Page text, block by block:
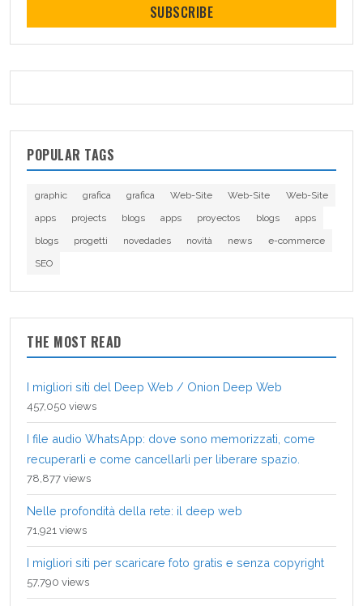
SUBSCRIBE
POPULAR TAGS
graphic grafica grafica Web-Site Web-Site
Web-Site
apps
projects blogs apps proyectos blogs
apps
blogs
progetti novedades novità news
e-commerce
SEO
THE MOST READ
I migliori siti del Deep Web / Onion Deep Web
457,050 views
I file audio WhatsApp: dove sono memorizzati, come
recuperarli e come cancellarli per liberare spazio.
78,877 views
Nelle profondità della rete: il deep web
71,921 views
I migliori siti per scaricare foto gratis e senza copyright
57,790 views